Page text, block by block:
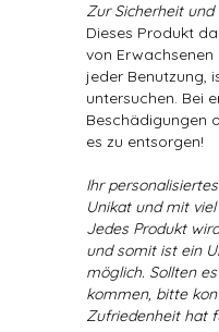
Zur Sicherheit und
Dieses Produkt
von
jeder Benutzung,
untersuchen. Bei
Beschädigungen
es zu entsorgen!
Ihr
Unikat und mit
Jedes Produkt
und somit ist ein
möglich. Sollten
kommen, bitte
Zufriedenheit hat